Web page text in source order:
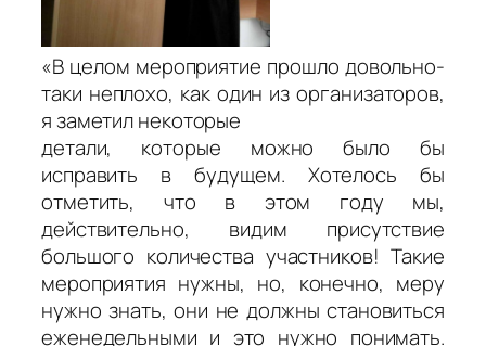
«В целом мероприятие прошло довольно-
таки неплохо, как один из организаторов,
я заметил некоторые
детали, которые можно было бы
исправить в будущем. Хотелось бы
отметить, что в этом году мы,
действительно, видим присутствие
большого количества участников! Такие
мероприятия нужны, но, конечно, меру
нужно знать, они не должны становиться
еженедельными и это нужно понимать.